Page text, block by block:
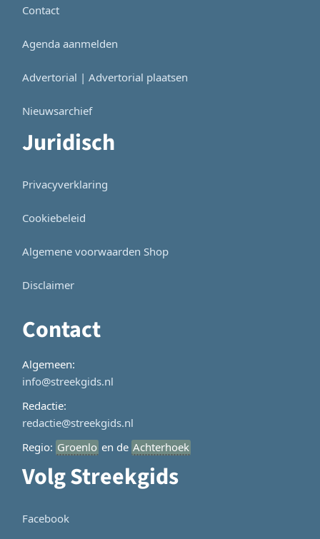
Contact
Agenda aanmelden
Advertorial | Advertorial plaatsen
Nieuwsarchief
Juridisch
Privacyverklaring
Cookiebeleid
Algemene voorwaarden Shop
Disclaimer
Contact
Algemeen:
info@streekgids.nl
Redactie:
redactie@streekgids.nl
Regio: Groenlo en de Achterhoek
Volg Streekgids
Facebook